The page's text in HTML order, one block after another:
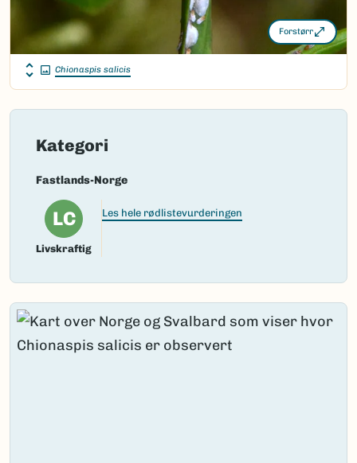
Forstørr
Chionaspis salicis
Kategori
Fastlands-Norge
LC
Livskraftig
Les hele rødlistevurderingen